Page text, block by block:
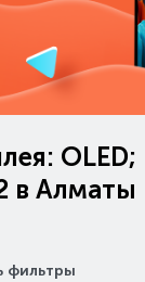
OLED;
в Алматы
фильтры